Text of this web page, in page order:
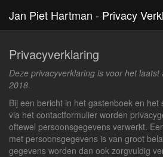
Privacyverklaring
Deze privacyverklaring is voor het
2018.
Bij een bericht in het gastenboek en het
via het contactformulier worden
oftewel persoonsgegevens verwerkt.
met persoonsgegevens is van groot
gegevens worden dan ook zorgvuldig